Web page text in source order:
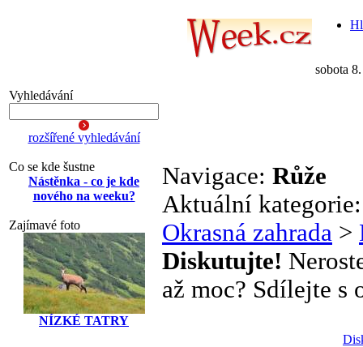
sobota
Vyhledávání
rozšířené vyhledávání
Co se kde šustne
Nástěnka - co je kde
nového na weeku?
Zajímavé foto
NÍZKÉ TATRY
Navigace: Růže
Aktuální
Okrasná zahrada >
Diskutujte!
až moc? Sdílejte s